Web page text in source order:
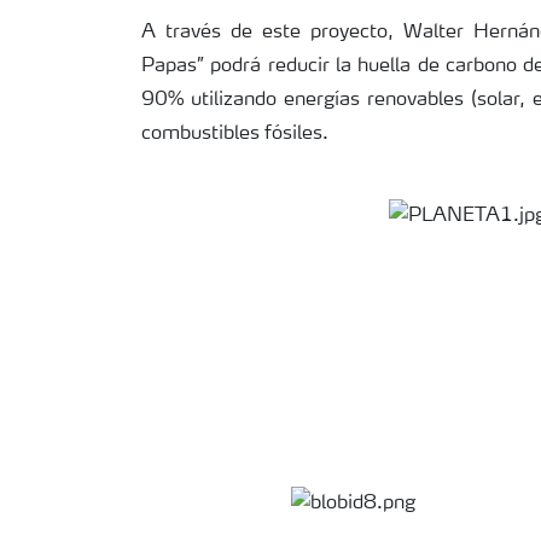
A través de este proyecto, Walter
Papas” podrá reducir la huella de carbono
90% utilizando energías renovables (solar,
combustibles fósiles.